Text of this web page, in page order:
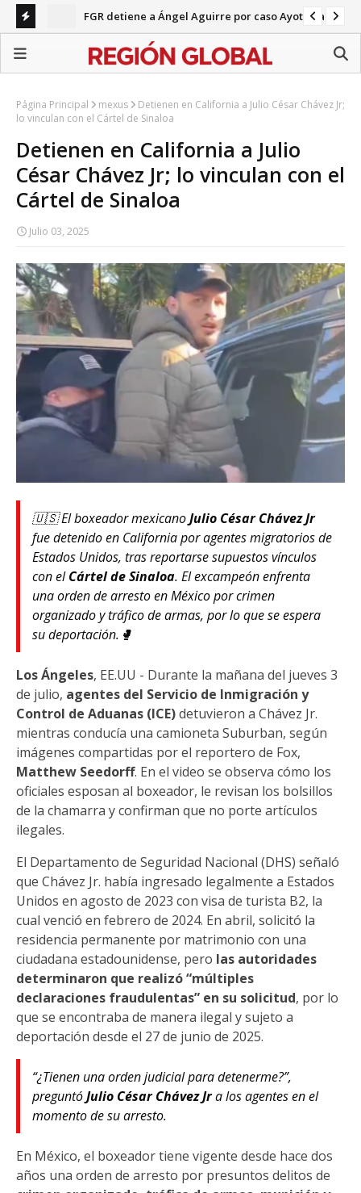
FGR detiene a Ángel Aguirre por caso Ayotzinapa
en
Página Principal mexus
Detienen en California a Julio César Chávez Jr;
lo vinculan con el Cártel de Sinaloa
Detienen en California a Julio
César Chávez Jr; lo vinculan con el
Cártel de Sinaloa
Julio 03, 2025
🇺🇸 El boxeador mexicanoJulio César Chávez Jr
fue detenido en California por agentes migratorios de
Estados Unidos, tras reportarse supuestos vínculos
con elCártel de Sinaloa. El excampeón enfrenta
una orden de arresto en México por crimen
organizado y tráfico de armas, por lo que se espera
su deportación.🥊
Los Ángeles, EE.UU - Durante la mañana del jueves 3
de julio, agentes del Servicio de Inmigración y
Control de Aduanas (ICE)detuvieron a Chávez Jr.
mientras conducía una camioneta Suburban, según
imágenes compartidas por el reportero de Fox,
Matthew Seedorff. En el video se observa cómo los
oficiales esposan al boxeador, le revisan los bolsillos
de la chamarra y confirman que no porte artículos
ilegales.
El Departamento de Seguridad Nacional (DHS) señaló
que Chávez Jr. había ingresado legalmente a Estados
Unidos en agosto de 2023 con visa de turista B2, la
cual venció en febrero de 2024. En abril, solicitó la
residencia permanente por matrimonio con una
ciudadana estadounidense, pero las autoridades
determinaron que realizó “múltiples
declaraciones fraudulentas” en su solicitud, por lo
que se encontraba de manera ilegal y sujeto a
deportación desde el 27 de junio de 2025.
“¿Tienen una orden judicial para detenerme?”,
preguntóJulio César Chávez Jra los agentes en el
momento de su arresto.
En México, el boxeador tiene vigente desde hace dos
años una orden de arresto por presuntos delitos de